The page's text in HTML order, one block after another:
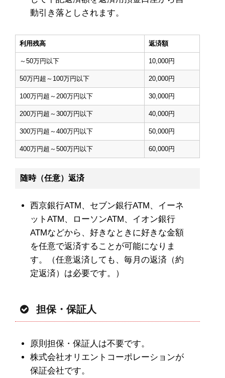
動引き落としされます。
利用残高 返済額
～50万円以下 10,000円
50万円超～100万円以下 20,000円
100万円超～200万円以下 30,000円
200万円超～300万円以下 40,000円
300万円超～400万円以下 50,000円
400万円超～500万円以下 60,000円
随時（任意）返済
西京銀行ATM、セブン銀行ATM、イーネ
ットATM、ローソンATM、イオン銀行
ATMなどから、好きなときに好きな金額
を任意で返済することが可能になりま
す。（任意返済しても、毎月の返済（約
定返済）は必要です。）
担保・保証人
原則担保・保証人は不要です。
株式会社オリエントコーポレーションが
保証会社です。